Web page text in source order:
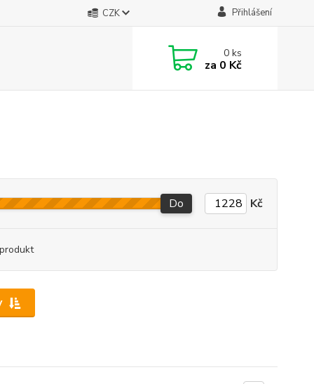
CZK Přihlášení
0ks
za 0 Kč
Do Kč